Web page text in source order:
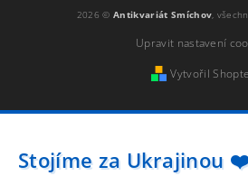
2026 ©Antikvariát Smíchov ,
Upravit nastavení
Vytvořil
Stojíme za Ukrajinou